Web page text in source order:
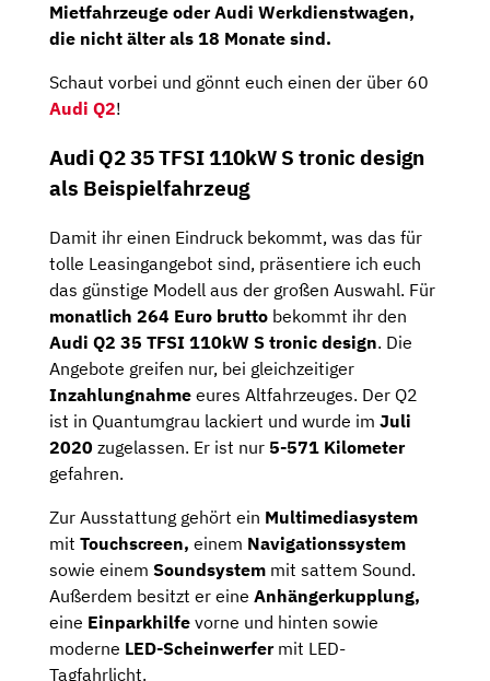
Mietfahrzeuge oderAudi Werkdienstwagen,
die nicht älter als 18 Monate sind.
Schaut vorbei und gönnt euch einen der über 60
Audi Q2!
Audi Q2 35 TFSI 110kW S tronic design
als Beispielfahrzeug
Damit ihr einen Eindruck bekommt, was das für
tolle Leasingangebot sind, präsentiere ich euch
das günstige Modell aus der großen Auswahl. Für
monatlich 264 Euro brutto bekommt ihr den
Audi Q2 35 TFSI 110kW S tronic design. Die
Angebote greifen nur, bei gleichzeitiger
Inzahlungnahme eures Altfahrzeuges. Der Q2
ist in Quantumgrau lackiert und wurde im Juli
2020 zugelassen. Er ist nur 5-571 Kilometer
gefahren.
Zur Ausstattung gehört ein Multimediasystem
mit Touchscreen, einem Navigationssystem
sowie einem Soundsystem mit sattem Sound.
Außerdem besitzt er eine Anhängerkupplung,
eine Einparkhilfe vorne und hinten sowie
moderne LED-Scheinwerfermit LED-
Tagfahrlicht.